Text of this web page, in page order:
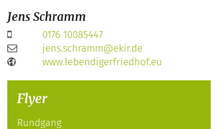
Jens Schramm
0176 10085447
jens.schramm@ekir.de
www.lebendigerfriedhof.eu
Flyer
Rundgang